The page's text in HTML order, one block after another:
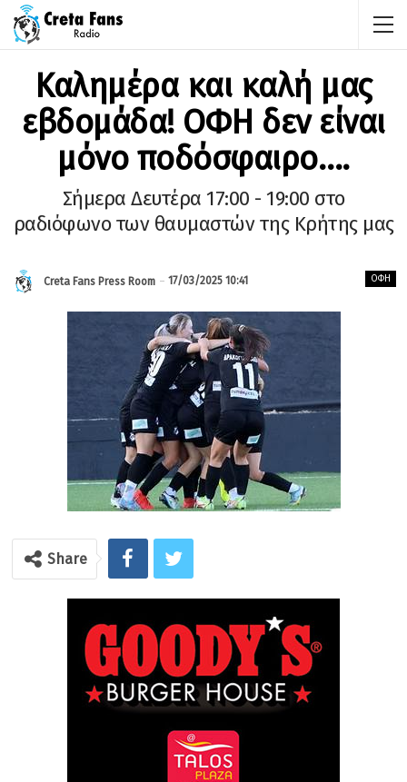
Καλημέρα και καλή μας
εβδομάδα! ΟΦΗ δεν είναι
μόνο ποδόσφαιρο….
Σήμερα Δευτέρα 17:00 - 19:00 στο
ραδιόφωνο των θαυμαστών της Κρήτης μας
ΟΦΗ
Creta Fans Press Room 17/03/2025 10:41
Share